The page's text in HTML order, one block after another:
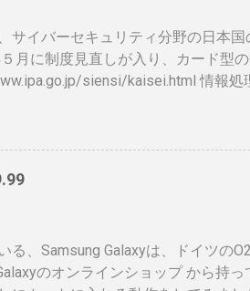
サイバーセキュリティ分野の日本
月に制度見直しが入り、カード型
siensi/kaisei.html 情報
、ブルー、ゴールドと色が変わる
っかく作ったのに、今のデジタル
toberiss/index.html ※生年月日
丈夫です。 ※名前は、私の場合隠し
等でお金を払うタイミングで、や
れそう。 まとめ カードが届いて少
る、Samsung Galaxyは、ドイツの
のオンラインショップ から持